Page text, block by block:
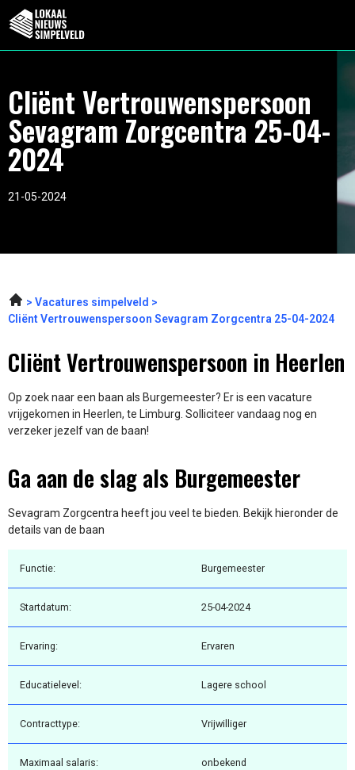
Cliënt Vertrouwenspersoon
Sevagram Zorgcentra 25-04-
2024
21-05-2024
Vacatures simpelveld
Cliënt Vertrouwenspersoon Sevagram Zorgcentra 25-04-2024
Cliënt Vertrouwenspersoon in Heerlen
Op zoek naar een baan als Burgemeester? Er is een vacature
vrijgekomen in Heerlen, te Limburg. Solliciteer vandaag nog en
verzeker jezelf van de baan!
Ga aan de slag als Burgemeester
Sevagram Zorgcentra heeft jou veel te bieden. Bekijk hieronder de
details van de baan
Functie: Burgemeester
Startdatum: 25-04-2024
Ervaring: Ervaren
Educatielevel: Lagere school
Contracttype: Vrijwilliger
Maximaal salaris: onbekend